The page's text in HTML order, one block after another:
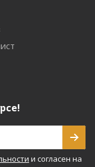
и согласен на